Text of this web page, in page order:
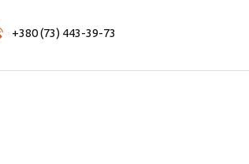
+380 (73) 443-39-73